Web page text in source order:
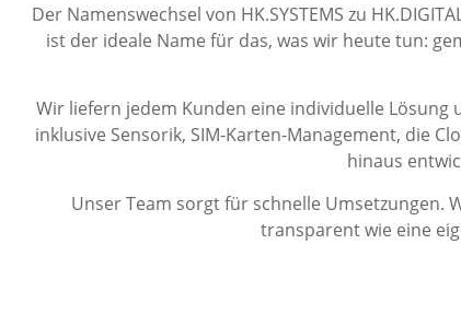
Der Namenswechsel von HK.SYSTEMS zu
ist der ideale Name für das, was wir heute tun:
Wir liefern jedem Kunden eine individuelle
inklusive Sensorik, SIM-Karten-Management, die
hinaus
Unser Team sorgt für schnelle
transparent wie eine